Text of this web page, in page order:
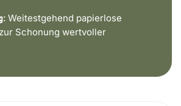
Weitestgehend papierlose
Schonung wertvoller